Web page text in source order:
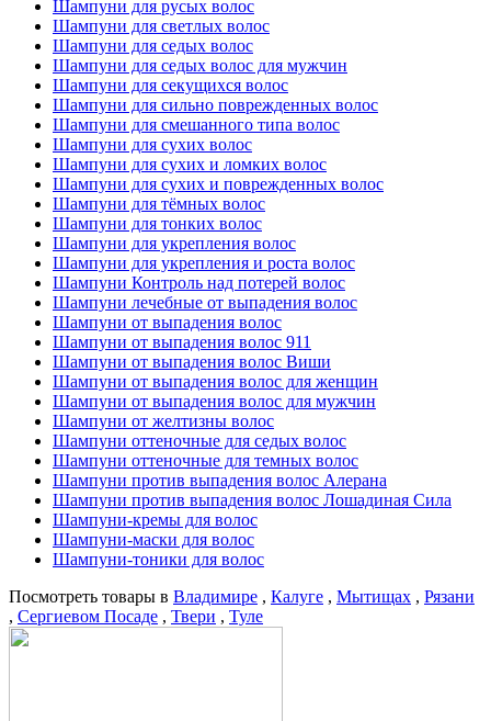
Шампуни для русых волос
Шампуни для светлых волос
Шампуни для седых волос
Шампуни для седых волос для мужчин
Шампуни для секущихся волос
Шампуни для сильно поврежденных волос
Шампуни для смешанного типа волос
Шампуни для сухих волос
Шампуни для сухих и ломких волос
Шампуни для сухих и поврежденных волос
Шампуни для тёмных волос
Шампуни для тонких волос
Шампуни для укрепления волос
Шампуни для укрепления и роста волос
Шампуни Контроль над потерей волос
Шампуни лечебные от выпадения волос
Шампуни от выпадения волос
Шампуни от выпадения волос 911
Шампуни от выпадения волос Виши
Шампуни от выпадения волос для женщин
Шампуни от выпадения волос для мужчин
Шампуни от желтизны волос
Шампуни оттеночные для седых волос
Шампуни оттеночные для темных волос
Шампуни против выпадения волос Алерана
Шампуни против выпадения волос Лошадиная Сила
Шампуни-кремы для волос
Шампуни-маски для волос
Шампуни-тоники для волос
Посмотреть товары в Владимире , Калуге , Мытищах , Рязани
, Сергиевом Посаде , Твери , Туле